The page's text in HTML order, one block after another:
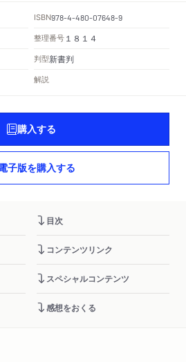
ISBN978-4-480-07648-9
整理番号 １８１４
判型新書判
解説
購入する
子版を購入する
目次
コンテンツリンク
スペシャルコンテンツ
感想をおくる